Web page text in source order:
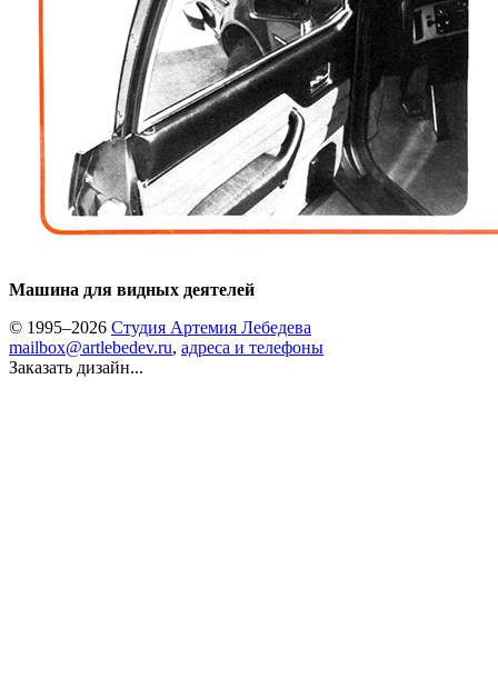
Машина для видных деятелей
© 1995–2026 Студия Артемия Лебедева
mailbox@artlebedev.ru, адреса и телефоны
Заказать дизайн...